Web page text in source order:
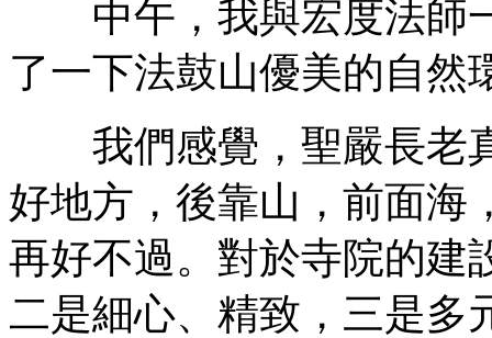
中午，我與宏度法師
了一下法鼓山優美的自然
我們感覺，聖嚴長老
好地方，後靠山，前面海
再好不過。對於寺院的建
二是細心、精致，三是多